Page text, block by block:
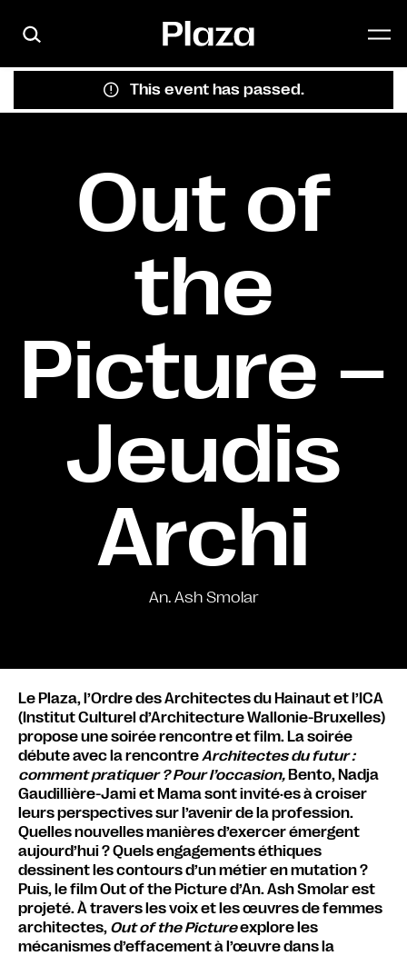
This event has passed.
Out of
the
Picture –
Jeudis
Archi
An. Ash Smolar
Le Plaza, l’Ordre des Architectes du Hainaut et l’ICA
(Institut Culturel d’Architecture Wallonie-Bruxelles)
propose une soirée rencontre et film. La soirée
débute avec la rencontreArchitectes du futur :
comment pratiquer ? Pour l’occasion, Bento, Nadja
Gaudillière-Jami et Mama sont invité·es à croiser
leurs perspectives sur l’avenir de la profession.
Quelles nouvelles manières d’exercer émergent
aujourd’hui ? Quels engagements éthiques
dessinent les contours d’un métier en mutation ?
Puis, le film Out of the Picture d’An. Ash Smolar est
projeté. À travers les voix et les œuvres de femmes
architectes, Out of the Pictureexplore les
mécanismes d’effacement à l’œuvre dans la